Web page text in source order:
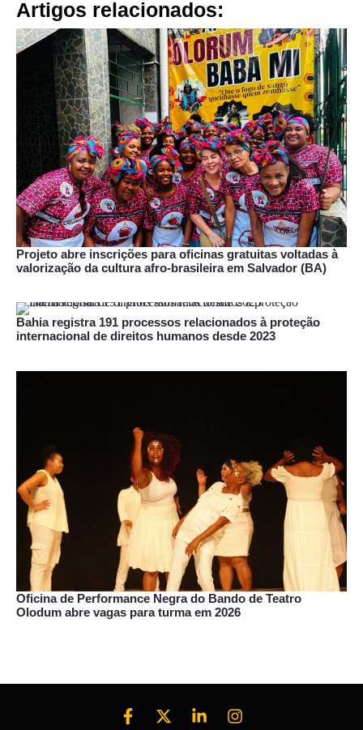
Artigos relacionados:
Projeto abre inscrições para oficinas gratuitas voltadas à
valorização da cultura afro-brasileira em Salvador (BA)
Bahia registra 191 processos relacionados à proteção
internacional de direitos humanos desde 2023
Oficina de Performance Negra do Bando de Teatro
Olodum abre vagas para turma em 2026